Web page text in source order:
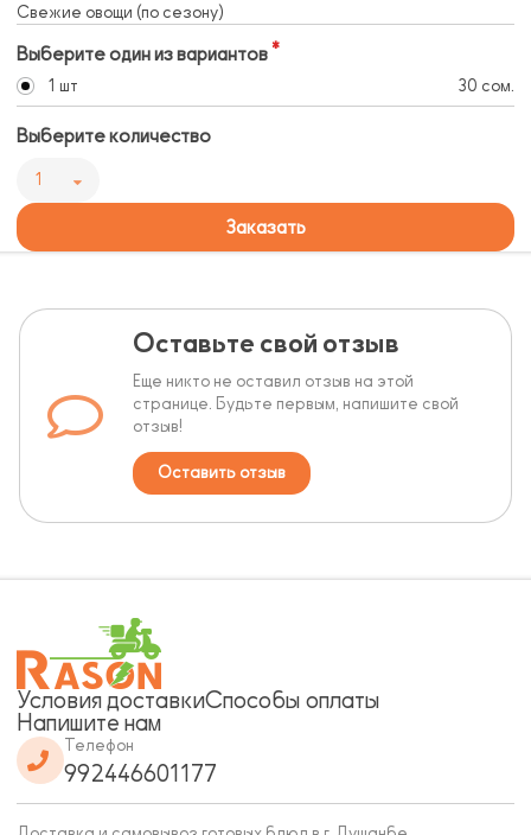
Свежие овощи (по сезону)
Выберите один из вариантов
1 шт 30 сом.
Выберите количество
1
Заказать
Оставьте свой отзыв
Еще никто не оставил отзыв на этой
странице. Будьте первым, напишите свой
отзыв!
Оставить отзыв
Условия доставкиСпособы оплаты
Напишите нам
Телефон
992446601177